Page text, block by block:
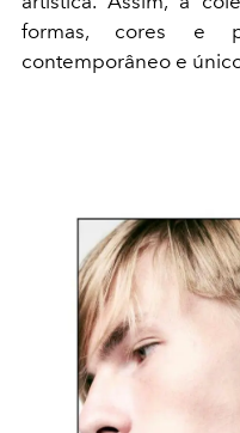
formas, cores e
contemporâneo e